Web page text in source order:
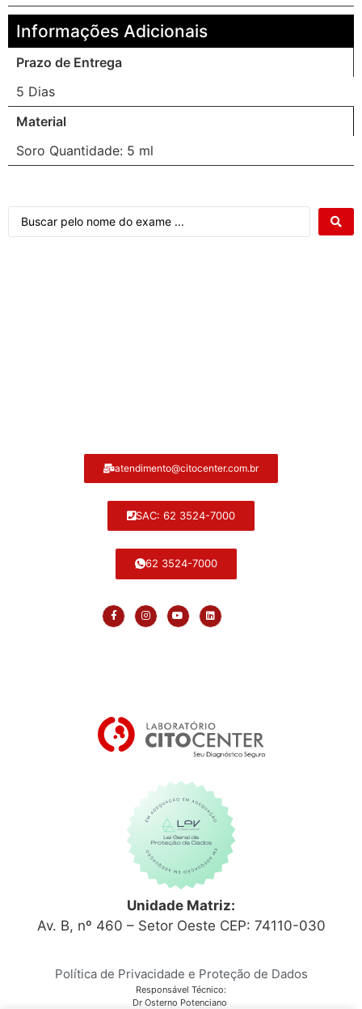
Informações Adicionais
Prazo de Entrega
5 Dias
Material
Soro Quantidade: 5 ml
atendimento@citocenter.com.br
SAC: 62 3524-7000
62 3524-7000
Unidade Matriz:
Av. B, nº 460 – Setor Oeste CEP: 74110-030
Política de Privacidade e Proteção de Dados
Responsável Técnico:
Dr Osterno Potenciano